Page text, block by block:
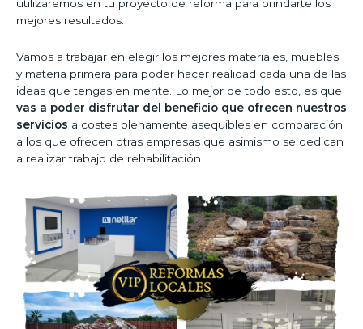
utilizaremos en tu proyecto de reforma para brindarte los
mejores resultados.
Vamos a trabajar en elegir los mejores materiales, muebles
y materia primera para poder hacer realidad cada una de las
ideas que tengas en mente. Lo mejor de todo esto, es que
vas a poder disfrutar del beneficio que ofrecen nuestros
servicios a costes plenamente asequibles en comparación
a los que ofrecen otras empresas que asimismo se dedican
a realizar trabajo de rehabilitación.